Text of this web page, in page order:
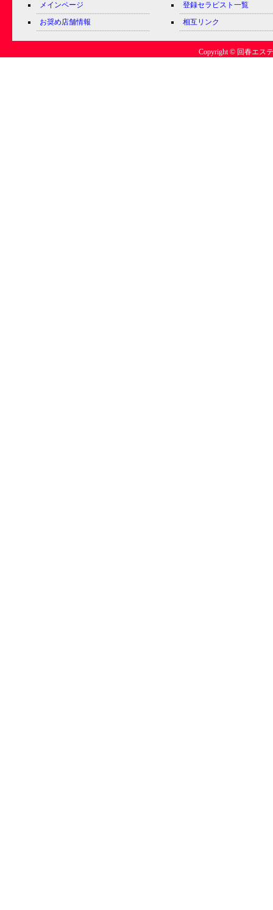
メインページ
お奨め店舗情報
登録セラピスト一覧
相互リンク
Copyright © 回春エス